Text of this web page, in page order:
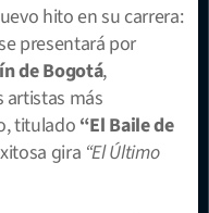
hito en su carrera:
presentará por
de Bogotá,
artistas más
titulado “El Baile de
gira “El Último